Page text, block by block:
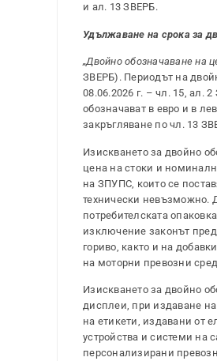
и ал. 13 ЗВЕРБ.
Удължаване на срока за
„Двойно обозначаване на
ЗВЕРБ). Периодът на
08.06.2026 г. – чл. 15, ал.
обозначават в евро и в
закръгляване по чл. 13
Изискването за двойно
цена на стоки и
на ЗПУПС, които се
технически невъзможно.
потребителската
изключение законът
гориво, както и на
на моторни превозни
Изискването за двойно
дисплеи, при издаване
на етикети, издавани от
устройства и системи на
персонализирани